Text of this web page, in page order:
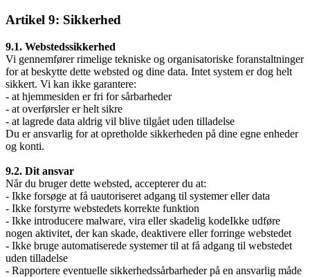
Artikel 9: Sikkerhed
9.1. Webstedssikkerhed
Vi gennemfører rimelige tekniske og organisatoriske foranstaltninger
for at beskytte dette websted og dine data. Intet system er dog helt
sikkert. Vi kan ikke garantere:
- at hjemmesiden er fri for sårbarheder
- at overførsler er helt sikre
- at lagrede data aldrig vil blive tilgået uden tilladelse
Du er ansvarlig for at opretholde sikkerheden på dine egne enheder
og konti.
9.2. Dit ansvar
Når du bruger dette websted, accepterer du at:
- Ikke forsøge at få uautoriseret adgang til systemer eller data
- Ikke forstyrre webstedets korrekte funktion
- Ikke introducere malware, vira eller skadelig kodeIkke udføre
nogen aktivitet, der kan skade, deaktivere eller forringe webstedet
- Ikke bruge automatiserede systemer til at få adgang til webstedet
uden tilladelse
- Rapportere eventuelle sikkerhedssårbarheder på en ansvarlig måde